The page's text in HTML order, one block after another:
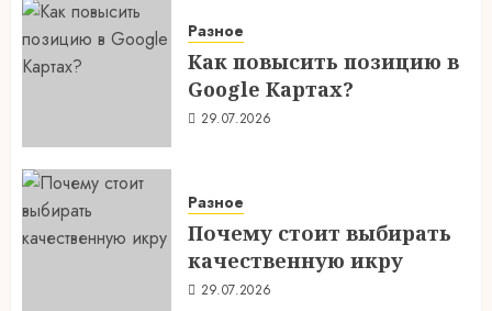
Разное
Как повысить позицию в
Google Картах?
29.07.2026
Разное
Почему стоит выбирать
качественную икру
29.07.2026